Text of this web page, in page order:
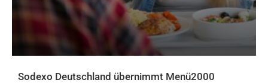
Sodexo Deutschland übernimmt Menü2000